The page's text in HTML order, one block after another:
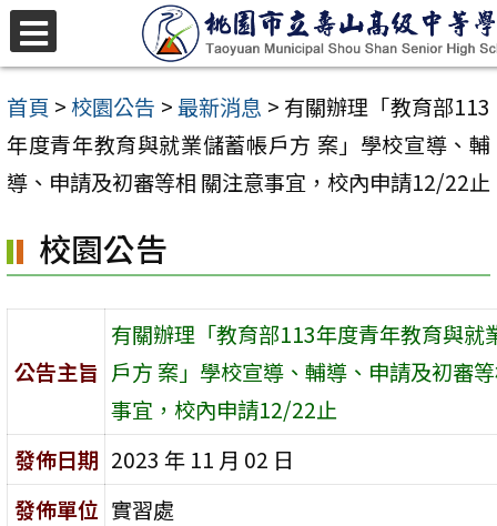
跳
至
主
要
內
區
首頁 >校園公告 >最新消息 > 有關辦理「教育部113
年度青年教育與就業儲蓄帳戶方 案」學校宣導、輔
導、申請及初審等相 關注意事宜，校內申請12/22止
校園公告
公告主旨
有關辦理「教育部113年度青年教育與就
戶方 案」學校宣導、輔導、申請及初審
事宜，校內申請12/22止
發佈日期 2023 年 11 月 02 日
發佈單位 實習處
選
單